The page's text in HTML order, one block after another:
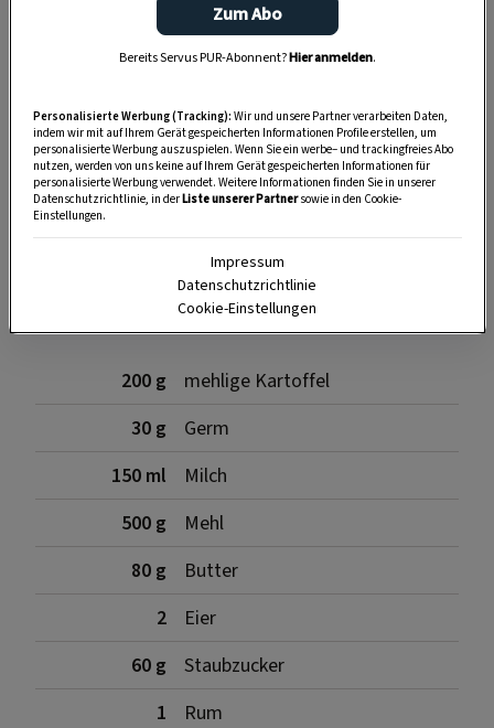
SPEICHERN DRUCKEN
Zutaten
200 g
mehlige Kartoffel
30 g
Germ
150 ml
Milch
500 g
Mehl
80 g
Butter
2
Eier
60 g
Staubzucker
1
Rum
Zum Abo
Bereits Servus PUR-Abonnent?Hier anmelden.
Personalisierte Werbung (Tracking): Wir und unsere Partner verarbeiten Daten,
indem wir mit auf Ihrem Gerät gespeicherten Informationen Profile erstellen, um
personalisierte Werbung auszuspielen. Wenn Sie ein werbe– und trackingfreies Abo
nutzen, werden von uns keine auf Ihrem Gerät gespeicherten Informationen für
personalisierte Werbung verwendet. Weitere Informationen finden Sie in unserer
Datenschutzrichtlinie, in derListe unserer Partnersowie in den Cookie-
Einstellungen.
Impressum
Datenschutzrichtlinie
Cookie-Einstellungen